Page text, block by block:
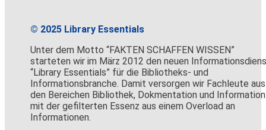
© 2025 Library Essentials
Unter dem Motto “FAKTEN SCHAFFEN WISSEN”
starteten wir im März 2012 den neuen
“Library Essentials” für die Bibliotheks- und
Informationsbranche. Damit versorgen wir Fachleute aus
den Bereichen Bibliothek, Dokmentation und Information
mit der gefilterten Essenz aus einem Overload an
Informationen.